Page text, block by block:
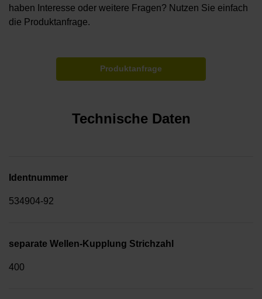
haben Interesse oder weitere Fragen? Nutzen Sie einfach
die Produktanfrage.
Produktanfrage
Technische Daten
Identnummer
534904-92
separate Wellen-Kupplung Strichzahl
400